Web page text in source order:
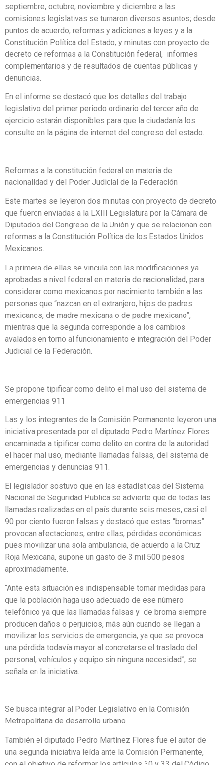
septiembre, octubre, noviembre y diciembre a las
comisiones legislativas se turnaron diversos asuntos; desde
puntos de acuerdo, reformas y adiciones a leyes y a la
Constitución Política del Estado, y minutas con proyecto de
decreto de reformas a la Constitución federal, informes
complementarios y de resultados de cuentas públicas y
denuncias.
En el informe se destacó que los detalles del trabajo
legislativo del primer periodo ordinario del tercer año de
ejercicio estarán disponibles para que la ciudadanía los
consulte en la página de internet del congreso del estado.
Reformas a la constitución federal en materia de
nacionalidad y del Poder Judicial de la Federación
Este martes se leyeron dos minutas con proyecto de decreto
que fueron enviadas a la LXIII Legislatura por la Cámara de
Diputados del Congreso de la Unión y que se relacionan con
reformas a la Constitución Política de los Estados Unidos
Mexicanos.
La primera de ellas se vincula con las modificaciones ya
aprobadas a nivel federal en materia de nacionalidad, para
considerar como mexicanos por nacimiento también a las
personas que “nazcan en el extranjero, hijos de padres
mexicanos, de madre mexicana o de padre mexicano”,
mientras que la segunda corresponde a los cambios
avalados en torno al funcionamiento e integración del Poder
Judicial de la Federación.
Se propone tipificar como delito el mal uso del sistema de
emergencias 911
Las y los integrantes de la Comisión Permanente leyeron una
iniciativa presentada por el diputado Pedro Martínez Flores
encaminada a tipificar como delito en contra de la autoridad
el hacer mal uso, mediante llamadas falsas, del sistema de
emergencias y denuncias 911.
El legislador sostuvo que en las estadísticas del Sistema
Nacional de Seguridad Pública se advierte que de todas las
llamadas realizadas en el país durante seis meses, casi el
90 por ciento fueron falsas y destacó que estas “bromas”
provocan afectaciones, entre ellas, pérdidas económicas
pues movilizar una sola ambulancia, de acuerdo a la Cruz
Roja Mexicana, supone un gasto de 3 mil 500 pesos
aproximadamente.
“Ante esta situación es indispensable tomar medidas para
que la población haga uso adecuado de ese número
telefónico ya que las llamadas falsas y de broma siempre
producen daños o perjuicios, más aún cuando se llegan a
movilizar los servicios de emergencia, ya que se provoca
una pérdida todavía mayor al concretarse el traslado del
personal, vehículos y equipo sin ninguna necesidad”, se
señala en la iniciativa.
Se busca integrar al Poder Legislativo en la Comisión
Metropolitana de desarrollo urbano
También el diputado Pedro Martínez Flores fue el autor de
una segunda iniciativa leída ante la Comisión Permanente,